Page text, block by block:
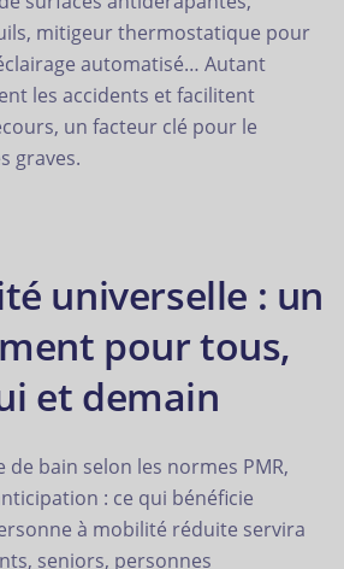
mitigeur thermostatique pour
automatisé… Autant
les accidents et facilitent
un facteur clé pour le
graves.
universelle : un
pour tous,
et demain
bain selon les normes PMR,
: ce qui bénéficie
à mobilité réduite servira
seniors, personnes